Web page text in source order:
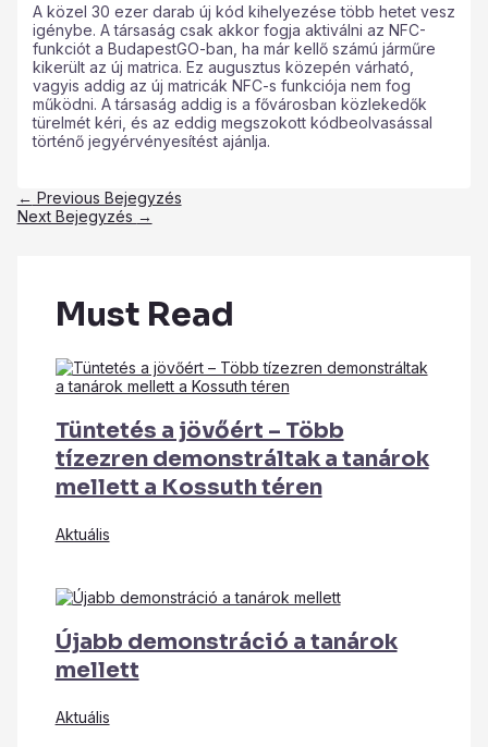
A közel 30 ezer darab új kód kihelyezése több hetet vesz
igénybe. A társaság csak akkor fogja aktiválni az NFC-
funkciót a BudapestGO-ban, ha már kellő számú járműre
kikerült az új matrica. Ez augusztus közepén várható,
vagyis addig az új matricák NFC-s funkciója nem fog
működni. A társaság addig is a fővárosban közlekedők
türelmét kéri, és az eddig megszokott kódbeolvasással
történő jegyérvényesítést ajánlja.
← Previous Bejegyzés
Next Bejegyzés →
Must Read
Tüntetés a jövőért – Több
tízezren demonstráltak a tanárok
mellett a Kossuth téren
Aktuális
Újabb demonstráció a tanárok
mellett
Aktuális